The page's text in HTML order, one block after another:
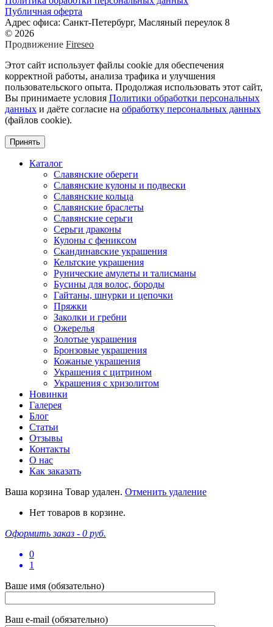
Публичная оферта
Адрес офиса: Санкт-Петербург, Масляный переулок 8
© 2026
Продвижение Fireseo
Этот сайт использует файлы cookie для обеспечения
корректной работы, анализа трафика и улучшения
пользовательского опыта. Продолжая использовать этот сайт,
Вы принимаете условия Политики обработки персональных
данных и даёте согласие на обработку персональных данных
(файлов cookie).
Принять
Каталог
Славянские обереги
Славянские кулоны и подвески
Славянские кольца
Славянские браслеты
Славянские серьги
Серьги драконы
Кулоны с фениксом
Скандинавские украшения
Кельтские украшения
Рунические амулеты и талисманы
Бусины для волос, бороды
Гайтаны, шнурки и цепочки
Пряжки
Заколки и гребни
Ожерелья
Золотые украшения
Бронзовые украшения
Кожаные украшения
Украшения с цитрином
Украшения с хризолитом
Новинки
Галерея
Блог
Статьи
Отзывы
Контакты
О нас
Как заказать
Ваша корзина Товар удален. Отменить удаление
Нет товаров в корзине.
Оформить заказ - 0 руб.
0
1
Ваше имя (обязательно)
Ваш e-mail (обязательно)